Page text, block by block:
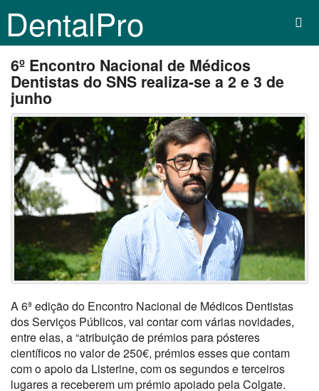
DentalPro
6º Encontro Nacional de Médicos
Dentistas do SNS realiza-se a 2 e 3 de
junho
A 6ª edição do Encontro Nacional de Médicos Dentistas
dos Serviços Públicos, vai contar com várias novidades,
entre elas, a “atribuição de prémios para pósteres
científicos no valor de 250€, prémios esses que contam
com o apoio da Listerine, com os segundos e terceiros
lugares a receberem um prémio apoiado pela Colgate.